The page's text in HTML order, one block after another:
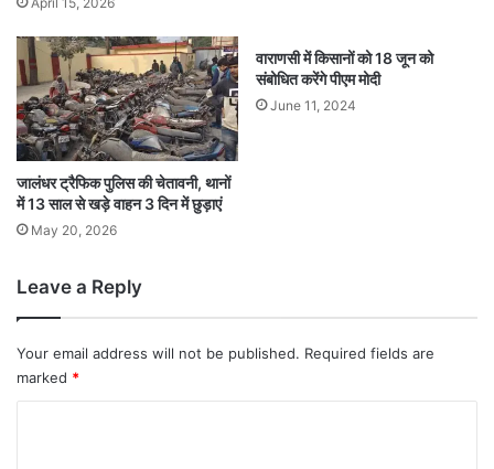
जालंधर ट्रैफिक पुलिस की चेतावनी, थानों
में 13 साल से खड़े वाहन 3 दिन में छुड़ाएं
May 20, 2026
वाराणसी में किसानों को 18 जून को
संबोधित करेंगे पीएम मोदी
June 11, 2024
Leave a Reply
Your email address will not be published. Required fields are
marked *